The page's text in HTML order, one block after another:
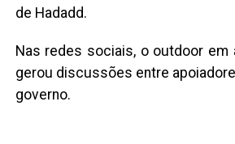
de Hadadd.
Nas redes sociais, o outdoor em
gerou discussões entre
governo.